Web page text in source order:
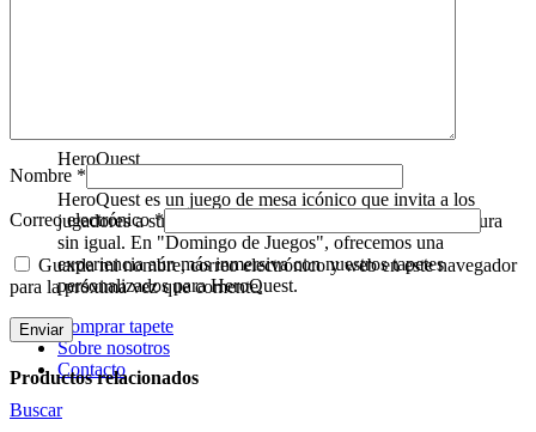
HeroQuest
HeroQuest es un juego de mesa icónico que invita a los
jugadores a sumergirse en un mundo de fantasía y aventura
sin igual. En "Domingo de Juegos", ofrecemos una
experiencia aún más inmersiva con nuestros tapetes
personalizados para HeroQuest.
Comprar tapete
Sobre nosotros
Contacto
Buscar
Nombre *
Correo electrónico*
Guarda mi nombre, correo electrónico y web en este navegador
para la próxima vez que comente.
Productos relacionados